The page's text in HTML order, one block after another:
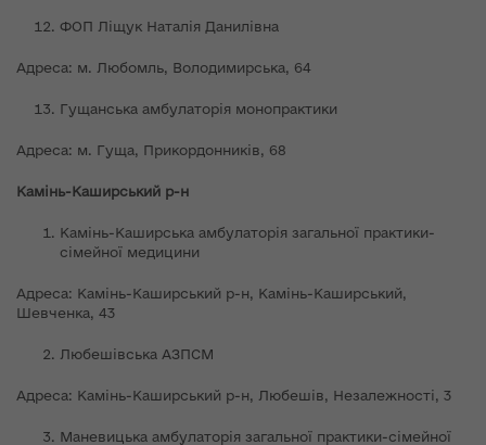
ФОП Ліщук Наталія Данилівна
Адреса: м. Любомль, Володимирська, 64
Гущанська амбулаторія монопрактики
Адреса: м. Гуща, Прикордонників, 68
Камінь-Каширський р-н
Камінь-Каширська амбулаторія загальної практики-
сімейної медицини
Адреса: Камінь-Каширський р-н, Камінь-Каширський,
Шевченка, 43
Любешівська АЗПСМ
Адреса: Камінь-Каширський р-н, Любешів, Незалежності, 3
Маневицька амбулаторія загальної практики-сімейної